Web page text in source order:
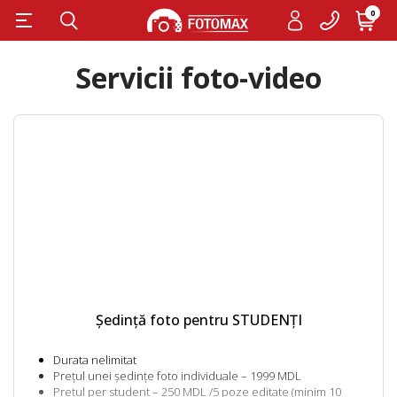
0
Servicii foto-video
Ședință foto pentru STUDENȚI
Durata nelimitat
Prețul unei ședințe foto individuale – 1999 MDL
Prețul per student – 250 MDL /5 poze editate (minim 10